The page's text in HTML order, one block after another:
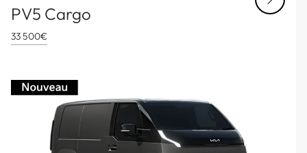
PV5 Cargo
33 500€